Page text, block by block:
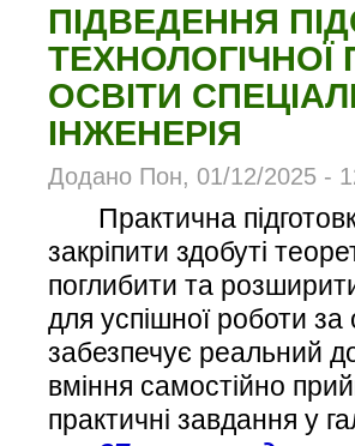
ПІДВЕДЕННЯ
ОСВІТИ
ІНЖЕНЕРІЯ
Додано Пон, 01/12/2025 -
Практична
закріпити здобуті
поглибити та
для успішної роботи
забезпечує реальний
вміння самостійно
практичні завдання у